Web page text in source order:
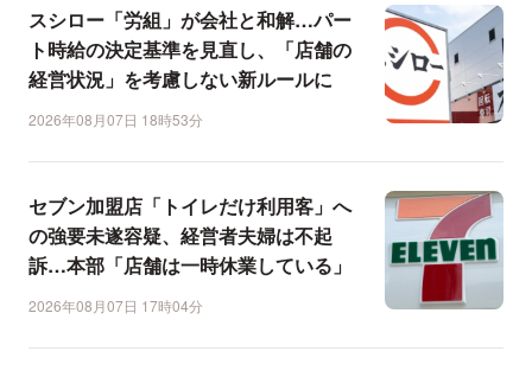
スシロー「労組」が会社と和解…パー
ト時給の決定基準を見直し、「店舗の
経営状況」を考慮しない新ルールに
2026年08月07日 18時53分
セブン加盟店「トイレだけ利用客」へ
の強要未遂容疑、経営者夫婦は不起
訴…本部「店舗は一時休業している」
2026年08月07日 17時04分